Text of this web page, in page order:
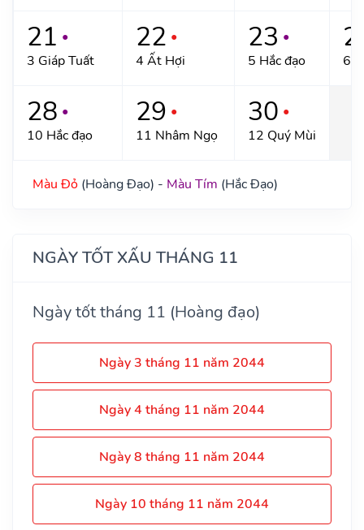
21 ●
3 Giáp Tuất
22 ●
4 Ất Hợi
23 ●
5 Hắc đạo 6
28 ●
10 Hắc đạo
29 ●
11 Nhâm Ngọ
30 ●
12 Quý Mùi
Màu Đỏ (Hoàng Đạo) - Màu Tím (Hắc Đạo)
NGÀY TỐT XẤU THÁNG 11
Ngày tốt tháng 11 (Hoàng đạo)
Ngày 3 tháng 11 năm 2044
Ngày 4 tháng 11 năm 2044
Ngày 8 tháng 11 năm 2044
Ngày 10 tháng 11 năm 2044